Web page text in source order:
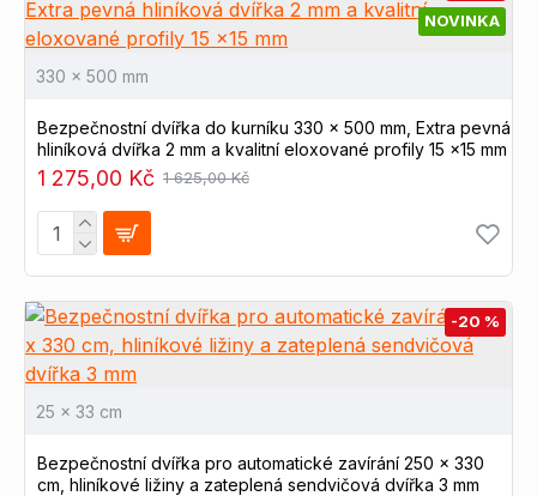
NOVINKA
330 x 500 mm
Bezpečnostní dvířka do kurníku 330 x 500 mm, Extra pevná
hliníková dvířka 2 mm a kvalitní eloxované profily 15 x15 mm
1 275,00 Kč 1 625,00 Kč
-20 %
25 x 33 cm
Bezpečnostní dvířka pro automatické zavírání 250 x 330
cm, hliníkové ližiny a zateplená sendvičová dvířka 3 mm